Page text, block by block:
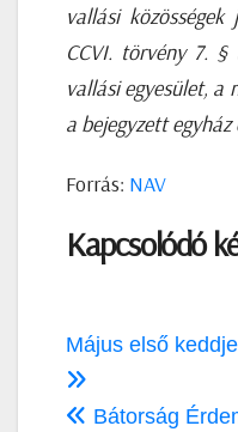
vallási
CCVI. törvény 7. §
vallási egyesület, a
a bejegyzett
Forrás: NAV
Kapcsolódó
Bejegyzés
navigáció
Május első
Bátorság